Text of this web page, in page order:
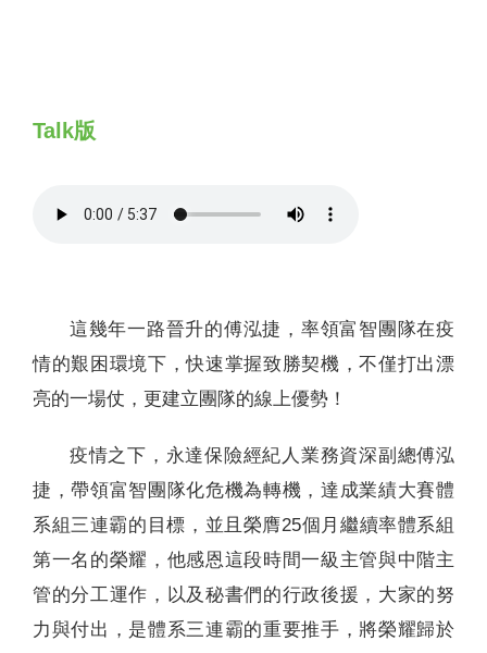
Talk版
這幾年一路晉升的傅泓捷，率領富智團隊在疫
情的艱困環境下，快速掌握致勝契機，不僅打出漂
亮的一場仗，更建立團隊的線上優勢！
疫情之下，永達保險經紀人業務資深副總傅泓
捷，帶領富智團隊化危機為轉機，達成業績大賽體
系組三連霸的目標，並且榮膺25個月繼續率體系組
第一名的榮耀，他感恩這段時間一級主管與中階主
管的分工運作，以及秘書們的行政後援，大家的努
力與付出，是體系三連霸的重要推手，將榮耀歸於